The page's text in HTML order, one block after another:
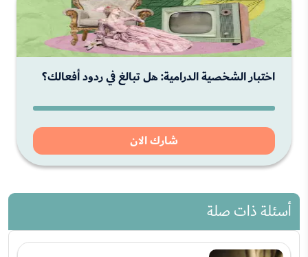
اختبار الشخصية الدرامية: هل تبالغ في ردود أفعالك؟
شارك الان
أسئلة ذات صلة